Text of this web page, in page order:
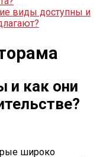
виды доступны и
и как они
широко